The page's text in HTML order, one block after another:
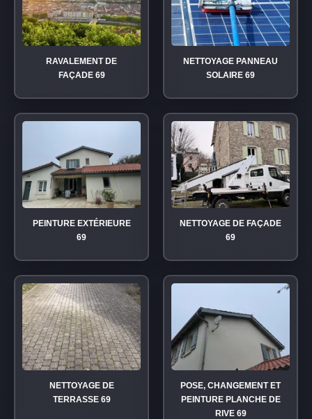
RAVALEMENT DE
FAÇADE 69
NETTOYAGE PANNEAU
SOLAIRE 69
PEINTURE EXTÉRIEURE
69
NETTOYAGE DE FAÇADE
69
NETTOYAGE DE
TERRASSE 69
POSE, CHANGEMENT ET
PEINTURE PLANCHE DE
RIVE 69